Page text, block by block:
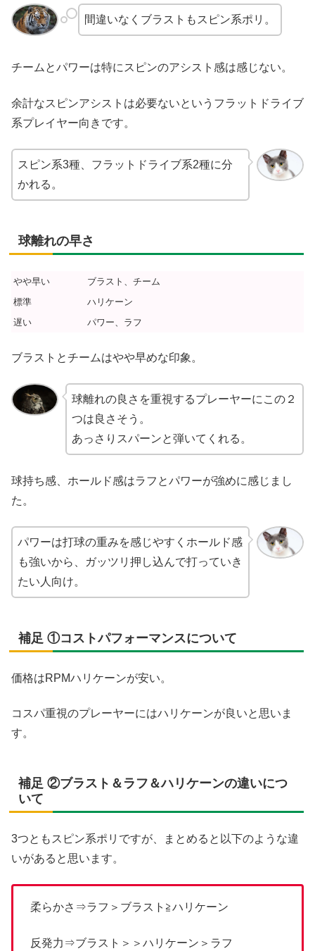
間違いなくブラストもスピン系ポリ。
チームとパワーは特にスピンのアシスト感は感じない。
余計なスピンアシストは必要ないというフラットドライブ
系プレイヤー向きです。
スピン系3種、フラットドライブ系2種に分
かれる。
球離れの早さ
やや早い
ブラスト、チーム
標準
ハリケーン
遅い
パワー、ラフ
ブラストとチームはやや早めな印象。
球離れの良さを重視するプレーヤーにこの２
つは良さそう。
あっさりスパーンと弾いてくれる。
球持ち感、ホールド感はラフとパワーが強めに感じまし
た。
パワーは打球の重みを感じやすくホールド感
も強いから、ガッツリ押し込んで打っていき
たい人向け。
補足 ①コストパフォーマンスについて
価格はRPMハリケーンが安い。
コスパ重視のプレーヤーにはハリケーンが良いと思いま
す。
補足 ②ブラスト＆ラフ＆ハリケーンの違いにつ
いて
3つともスピン系ポリですが、まとめると以下のような違
いがあると思います。
柔らかさ⇒ラフ＞ブラスト≧ハリケーン
反発力⇒ブラスト＞＞ハリケーン＞ラフ